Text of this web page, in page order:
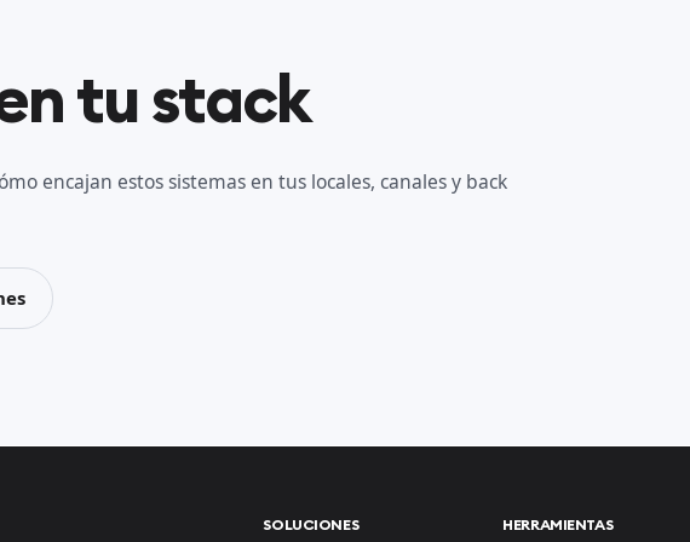
tu stack
encajan estos sistemas en tus locales, canales y back
SOLUCIONES HERRAMIENTAS